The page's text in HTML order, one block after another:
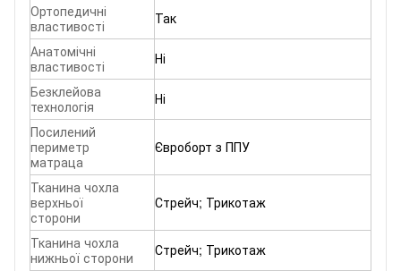
Ортопедичні
властивості
Так
Анатомічні
властивості
Ні
Безклейова
технологія
Ні
Посилений
периметр
матраца
Євроборт з ППУ
Тканина чохла
верхньої
сторони
Стрейч; Трикотаж
Тканина чохла
нижньої сторони
Стрейч; Трикотаж